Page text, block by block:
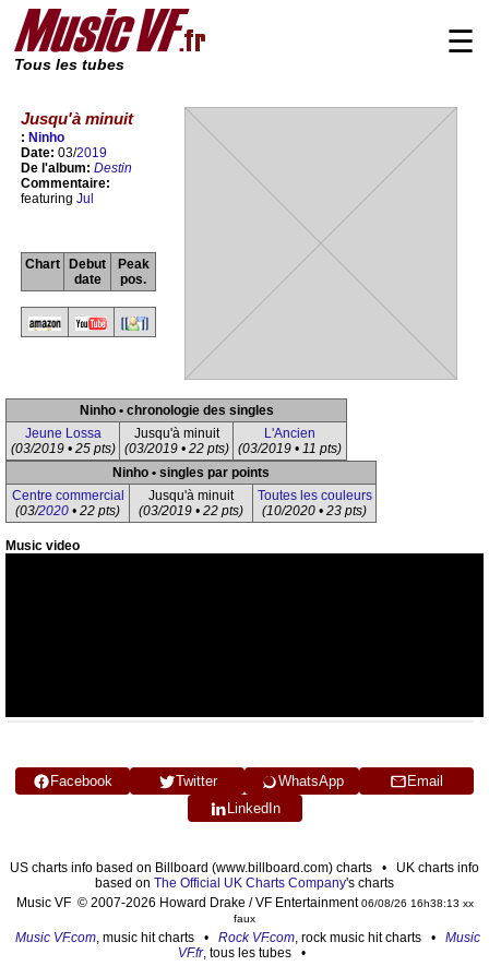
Tous les tubes
☰
Jusqu'à minuit
: Ninho
Date: 03/2019
De l'album: Destin
Commentaire:
featuring Jul
Chart
Debut
date
Peak
pos.
Ninho • chronologie des singles
Jeune Lossa
(03/2019 • 25 pts)
Jusqu'à minuit
(03/2019 • 22 pts)
L'Ancien
(03/2019 • 11 pts)
Ninho • singles par points
Centre commercial
(03/2020 • 22 pts)
Jusqu'à minuit
(03/2019 • 22 pts)
Toutes les couleurs
(10/2020 • 23 pts)
Music video
Facebook Twitter WhatsApp
Email
LinkedIn
US charts info based on Billboard (www.billboard.com) charts • UK charts info
based on The Official UK Charts Company's charts
Music VF © 2007-2026 Howard Drake / VF Entertainment06/08/26 16h38:13 xx
faux
Music VF.com, music hit charts • Rock VF.com, rock music hit charts • Music
VF.fr, tous les tubes •